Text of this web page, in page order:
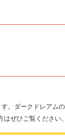
。ダークドレアム
ぜひご覧ください。